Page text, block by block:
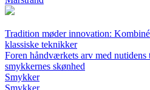
Tradition møder innovation:
klassiske teknikker
Foren håndværkets arv med
smykkernes skønhed
Smykker